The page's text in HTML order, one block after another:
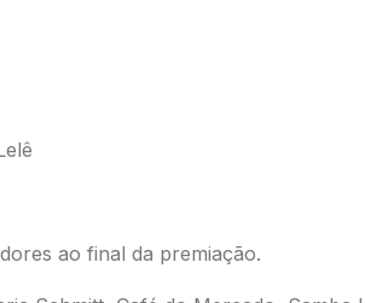
ao final da premiação.